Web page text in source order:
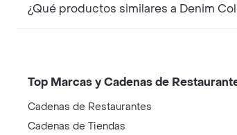
¿Qué productos similares a Denim
Top Marcas y Cadenas de
Cadenas de Restaurantes
Cadenas de Tiendas